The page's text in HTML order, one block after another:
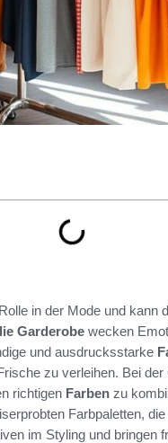
in der Mode und kann
Garderobe wecken
und ausdrucksstarke
zu verleihen. Bei
richtigen Farben zu
Farbpaletten,
im Styling und bringen